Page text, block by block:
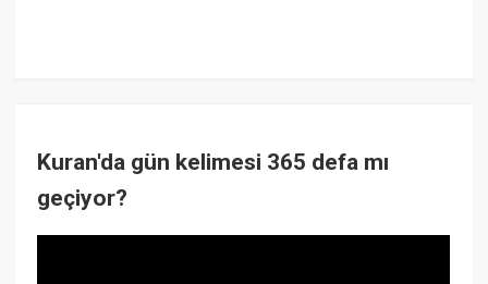
Kuran'da gün kelimesi 365 defa mı
geçiyor?